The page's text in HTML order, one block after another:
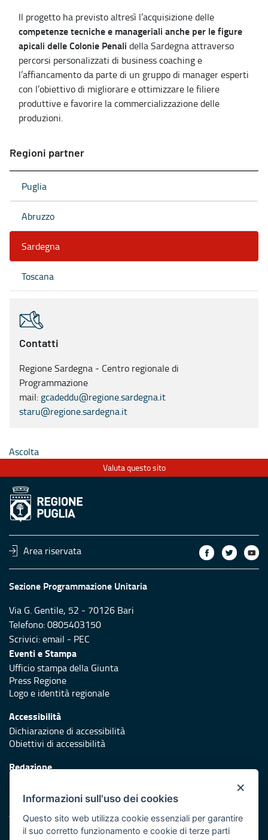
Il progetto ha previsto altresì l’acquisizione delle
competenze tecniche e manageriali anche per le figure
apicali delle Colonie Penali della Sardegna attraverso
percorsi personalizzati di business coaching e
l’affiancamento da parte di un gruppo di manager esperti
con l’obiettivo di migliorare e ottimizzare le filiere
produttive e favorire la commercializzazione delle
produzioni.
Regioni partner
Puglia
Abruzzo
Sardegna
Toscana
Contatti
Regione Sardegna - Centro regionale di
Programmazione
mail: gcadeddu@regione.sardegna.it
staru@regione.sardegna.it
Ascolta
Valuta questo sito
Area riservata
Sezione Programmazione Unitaria
Via G. Gentile, 52 - 70126 Bari
Telefono: 0805403150
Scrivici:email - PEC
Eventi e Stampa
Ufficio stampa della Giunta
Press Regione
Logo e identità regionale
Accessibilità
Dichiarazione di accessibilità
Obiettivi di accessibilità
Redazione
Protezione civile
Vai al sito di Protezione Civile Puglia
×
Informazioni sull'uso dei cookies
Questo sito web utilizza cookie essenziali per garantire
il suo corretto funzionamento e cookie di terze parti